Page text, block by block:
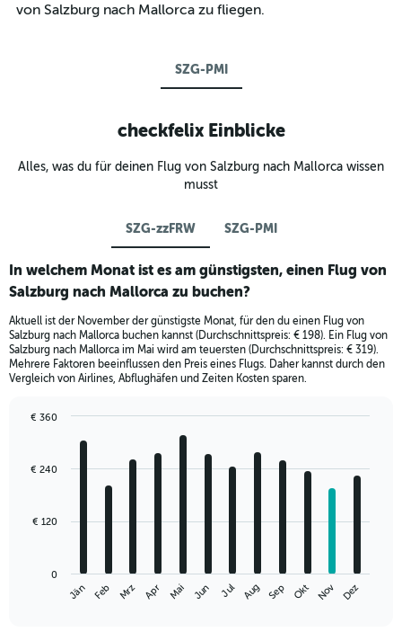
von Salzburg nach Mallorca zu fliegen.
SZG-PMI
checkfelix Einblicke
Alles, was du für deinen Flug von Salzburg nach Mallorca wissen
musst
SZG-zzFRW SZG-PMI
In welchem Monat ist es am günstigsten, einen Flug von
Salzburg nach Mallorca zu buchen?
Aktuell ist der November der günstigste Monat, für den du einen Flug von
Salzburg nach Mallorca buchen kannst (Durchschnittspreis: € 198). Ein Flug von
Salzburg nach Mallorca im Mai wird am teuersten (Durchschnittspreis: € 319).
Mehrere Faktoren beeinflussen den Preis eines Flugs. Daher kannst durch den
Vergleich von Airlines, Abflughäfen und Zeiten Kosten sparen.
12
The
Jän Feb Mrz Apr Mai Jun Jul Aug Sep Okt Nov Dez
0
€ 120
€ 240
€ 360